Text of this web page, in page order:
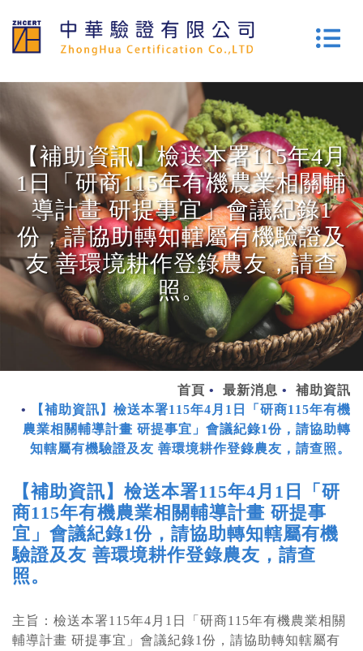
【補助資訊】檢送本署115年4月
1日「研商115年有機農業相關輔
導計畫 研提事宜」會議紀錄1
份，請協助轉知轄屬有機驗證及
友 善環境耕作登錄農友，請查
照。
首頁 最新消息
補助資訊
【補助資訊】檢送本署115年4月1日「研商115年有機
農業相關輔導計畫 研提事宜」會議紀錄1份，請協助轉
知轄屬有機驗證及友 善環境耕作登錄農友，請查照。
【補助資訊】檢送本署115年4月1日「研
商115年有機農業相關輔導計畫 研提事
宜」會議紀錄1份，請協助轉知轄屬有機
驗證及友 善環境耕作登錄農友，請查
照。
主旨：檢送本署115年4月1日「研商115年有機農業相關
輔導計畫 研提事宜」會議紀錄1份，請協助轉知轄屬有